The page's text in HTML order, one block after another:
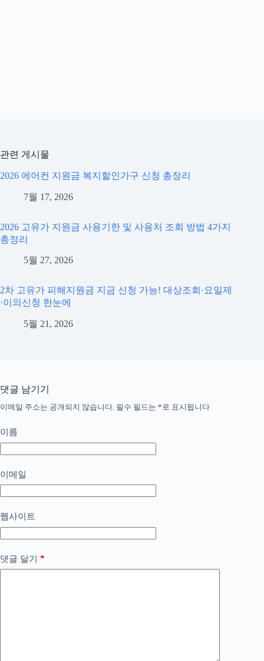
관련 게시물
2026 에어컨 지원금 복지할인가구 신청 총정리
7월 17, 2026
2026 고유가 지원금 사용기한 및 사용처 조회 방법 4가지
총정리
5월 27, 2026
2차 고유가 피해지원금 지금 신청 가능! 대상조회·요일제
·이의신청 한눈에
5월 21, 2026
댓글 남기기
이메일 주소는 공개되지 않습니다. 필수 필드는 *로 표시됩니다
이름
이메일
웹사이트
댓글 달기 *